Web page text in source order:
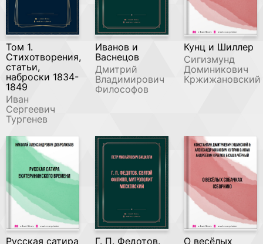
Том 1.
Стихотворения,
статьи,
наброски 1834-
1849
Иван
Сергеевич
Тургенев
Иванов и
Васнецов
Дмитрий
Владимирович
Философов
Кунц и Шиллер
Сигизмунд
Доминикович
Кржижановский
Русская сатира
Г. П. Федотов.
О весёлых